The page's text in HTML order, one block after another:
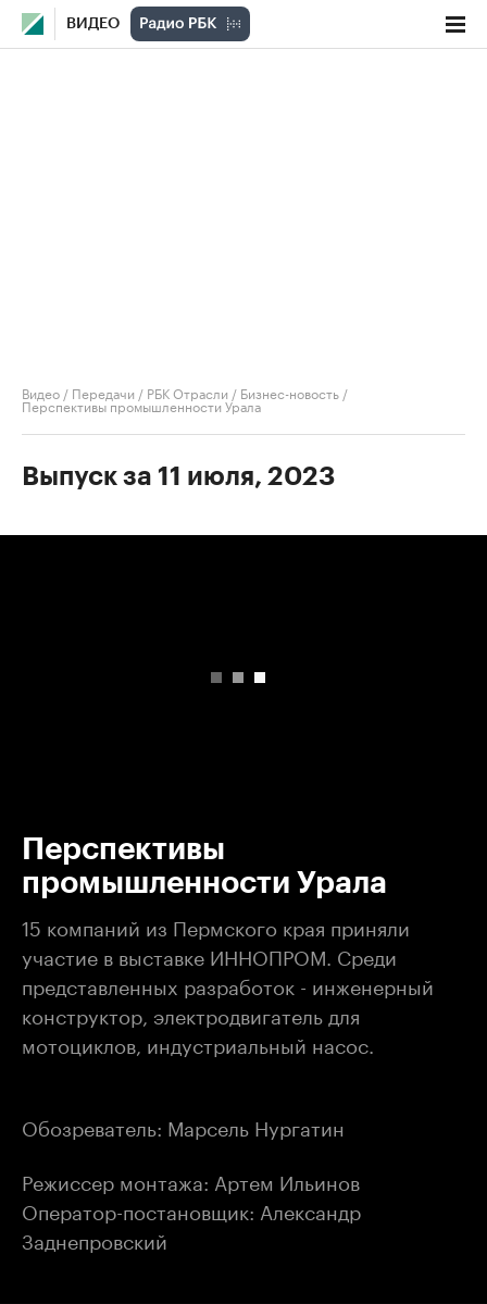
ВИДЕО
Видео / Передачи / РБК Отрасли / Бизнес-новость /
Перспективы промышленности Урала
Выпуск за 11 июля, 2023
Перспективы
промышленности Урала
15 компаний из Пермского края приняли
участие в выставке ИННОПРОМ. Среди
представленных разработок - инженерный
конструктор, электродвигатель для
мотоциклов, индустриальный насос.
Обозреватель: Марсель Нургатин
Режиссер монтажа: Артем Ильинов
Оператор-постановщик: Александр
Заднепровский